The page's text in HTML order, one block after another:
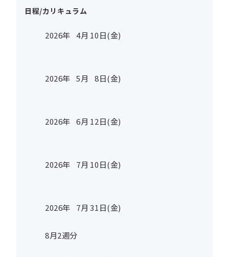
日程/カリキュラム
2026年 4月 10日(金)
2026年 5月 8日(金)
2026年 6月 12日(金)
2026年 7月 10日(金)
2026年 7月 31日(金)
8月2週分